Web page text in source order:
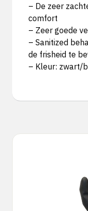
– De zeer
comfort
– Zeer goede
– Sanitized
de frisheid te
– Kleur: zwart/